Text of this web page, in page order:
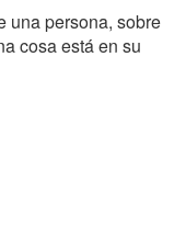
una persona, sobre
cosa está en su